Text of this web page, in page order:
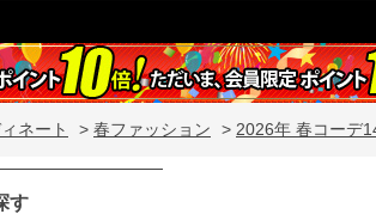
ネート > 春ファッション > 2026年 春コーデ
す